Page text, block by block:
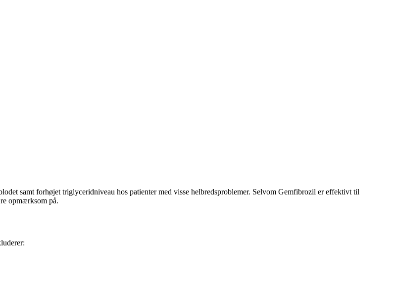
samt forhøjet triglyceridniveau hos patienter med visse helbredsproblemer. Selvom Gemfibrozil er effektivt til
opmærksom på.